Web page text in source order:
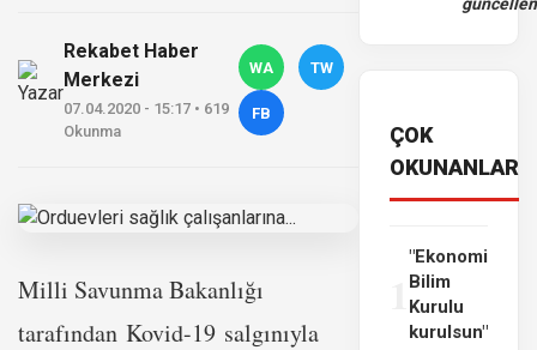
Rekabet Haber
Merkezi
07.04.2020 - 15:17 • 619
Okunma
WA TW
FB
Milli Savunma Bakanlığı
tarafından Kovid-19 salgınıyla
ÇOK
OKUNANLAR
"Ekonomi
Bilim
Kurulu
kurulsun"